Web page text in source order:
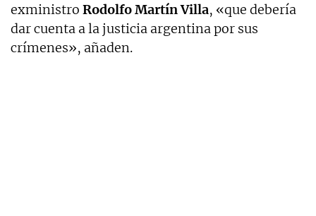
exministro Rodolfo Martín Villa, «que debería
dar cuenta a la justicia argentina por sus
crímenes», añaden.